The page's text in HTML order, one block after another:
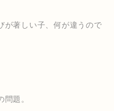
が著しい子、何が違うので
題。